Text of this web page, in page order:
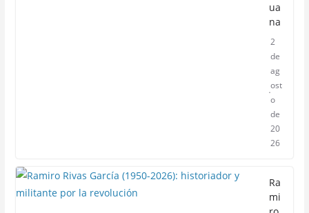
ua
na
2
de
ag
ost
o
de
20
26
Ra
mi